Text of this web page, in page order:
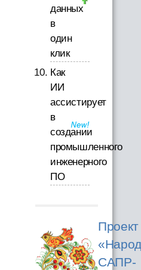
данных
в
один
клик
Как
ИИ
ассистирует
в
создании
промышленного
инженерного
ПО
Проект
САПР-